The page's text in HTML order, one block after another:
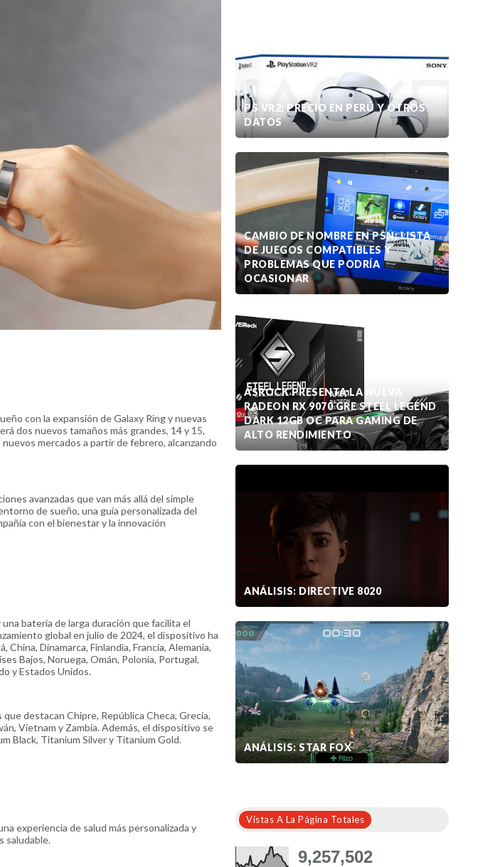
con la expansión de Galaxy Ring y nuevas
dos nuevos tamaños más grandes, 14 y 15,
mercados a partir de febrero, alcanzando
avanzadas que van más allá del simple
de sueño, una guía personalizada del
con el bienestar y la innovación
batería de larga duración que facilita el
global en julio de 2024, el dispositivo ha
Dinamarca, Finlandia, Francia, Alemania,
Bajos, Noruega, Omán, Polonia, Portugal,
y Estados Unidos.
destacan Chipre, República Checa, Grecia,
Vietnam y Zambia. Además, el dispositivo se
Black, Titanium Silver y Titanium Gold.
experiencia de salud más personalizada y
saludable.
PS VR2: PRECIO EN PERÚ Y OTROS
DATOS
CAMBIO DE NOMBRE EN PSN: LISTA
DE JUEGOS COMPATIBLES Y
PROBLEMAS QUE PODRÍA
OCASIONAR
ASROCK PRESENTA LA NUEVA
RADEON RX 9070 GRE STEEL LEGEND
DARK 12GB OC PARA GAMING DE
ALTO RENDIMIENTO
ANÁLISIS: DIRECTIVE 8020
ANÁLISIS: STAR FOX
Vistas A La Página Totales
9,257,502